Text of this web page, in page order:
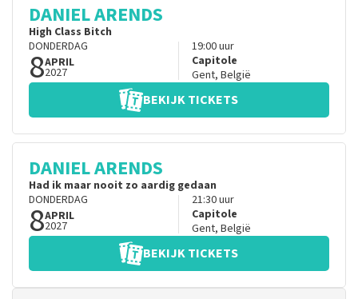
DANIEL ARENDS
High Class Bitch
DONDERDAG
8APRIL
2027
19:00uur
Capitole
Gent, België
BEKIJK TICKETS
DANIEL ARENDS
Had ik maar nooit zo aardig gedaan
DONDERDAG
8APRIL
2027
21:30uur
Capitole
Gent, België
BEKIJK TICKETS